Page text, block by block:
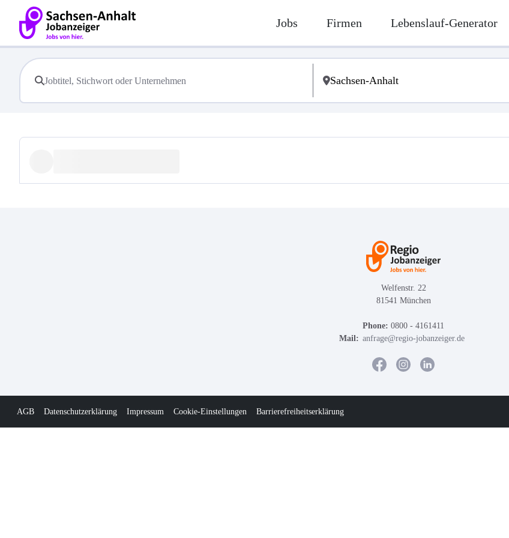
Jobs Firmen Lebenslauf-Generator
Welfenstr. 22
81541 München
Phone: 0800 - 4161411
Mail: anfrage@regio-jobanzeiger.de
AGB Datenschutzerklärung Impressum Cookie-Einstellungen Barrierefreiheitserklärung